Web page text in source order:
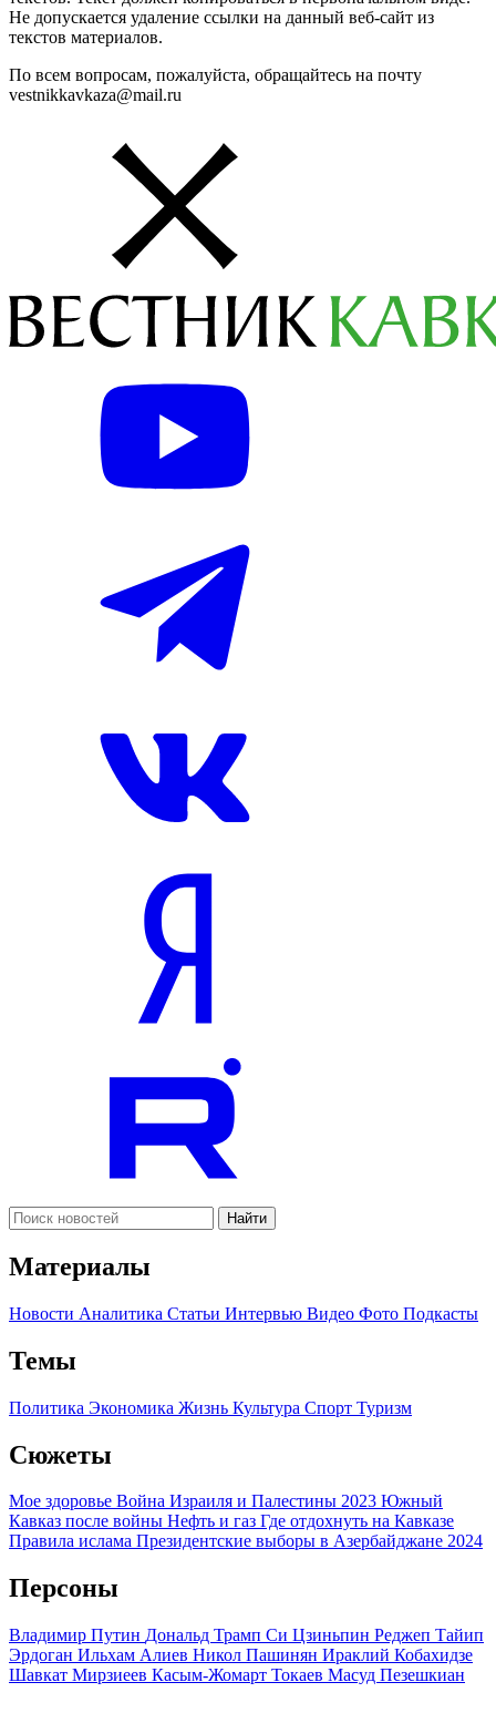
Не допускается удаление ссылки на данный веб-сайт из
текстов материалов.
По всем вопросам, пожалуйста, обращайтесь на почту
vestnikkavkaza@mail.ru
Найти
Материалы
Новости Аналитика Статьи Интервью Видео Фото Подкасты
Темы
Политика Экономика Жизнь Культура Спорт Туризм
Сюжеты
Мое здоровье Война Израиля и Палестины 2023 Южный
Кавказ после войны Нефть и газ Где отдохнуть на Кавказе
Правила ислама Президентские выборы в Азербайджане 2024
Персоны
Владимир Путин Дональд Трамп Си Цзиньпин Реджеп Тайип
Эрдоган Ильхам Алиев Никол Пашинян Ираклий Кобахидзе
Шавкат Мирзиеев Касым-Жомарт Токаев Масуд Пезешкиан